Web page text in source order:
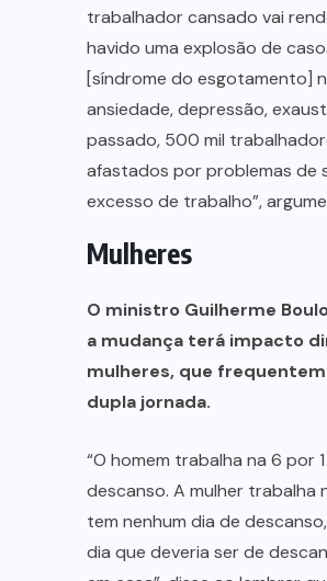
trabalhador cansado vai
havido uma explosão de
[síndrome do esgotamento]
ansiedade, depressão,
passado, 500 mil
afastados por problemas de
excesso de trabalho”,
Mulheres
O ministro Guilherme
a mudança terá impacto
mulheres, que
dupla jornada.
“O homem trabalha na 6 por
descanso. A mulher trabalha
tem nenhum dia de
dia que deveria ser de